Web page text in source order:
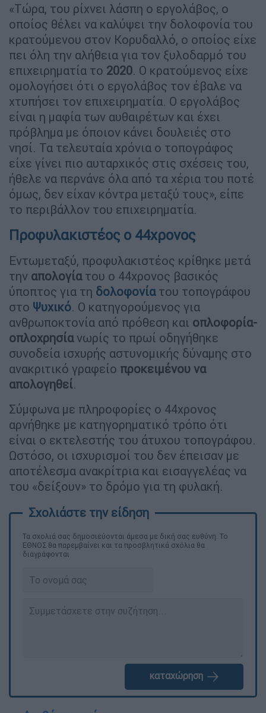
«Τώρα, του ρίχνει λάσπη ο εργολάβος, ο
οποίος θέλει να καλύψει την δολοφονία του
κρατούμενου στον Κορυδαλλό, ο οποίος είχε
πει όλη την αλήθεια για τον ξυλοδαρμό του
επιχειρηματία το 2020. Ο κρατούμενος είχε
ομολογήσει ότι ο εργολάβος τον έβαλε να
χτυπήσει τον επιχειρηματία. Ο εργολάβος
είναι η μαφία των αυθαιρέτων και έχει
πρόβλημα με όποιον κάνει δουλειές στο
νησί. Τα τελευταία χρόνια ο τοπογράφος
είχε γίνει πιο αυταρχικός στις σχέσεις του,
ήθελε να περνάνε όλα από τα χέρια του ποτέ
όμως, δεν είχαν κόντρα μεταξύ τους», είπε
το περιβάλλον του επιχειρηματία.
Προφυλακιστέος ο 44χρονος
Εντωμεταξύ, προφυλακιστέος κρίθηκε μετά
την απολογίατου ο 44χρονος βασικός
ύποπτος για τη δολοφονίατου τοπογράφου
στο Ψυχικό. Ο κατηγορούμενος για
ανθρωποκτονία από πρόθεση και οπλοφορία-
οπλοχρησίανωρίς το πρωί οδηγήθηκε
συνοδεία ισχυρής αστυνομικής δύναμης στο
ανακριτικό γραφείο προκειμένου να
απολογηθεί.
Σύμφωνα με πληροφορίες ο 44χρονος
αρνήθηκε με κατηγορηματικό τρόπο ότι
είναι ο εκτελεστής του άτυχου τοπογράφου.
Ωστόσο, οι ισχυρισμοί του δεν έπεισαν με
αποτέλεσμα ανακρίτρια και εισαγγελέας να
του «δείξουν» το δρόμο για τη φυλακή.
Τα σχολιά σας δημοσιεύονται άμεσα με δική σας ευθύνη. Το
ΕΘΝΟΣ θα παρεμβαίνει και τα προσβλητικά σχόλια θα
διαγράφονται
καταχώρηση